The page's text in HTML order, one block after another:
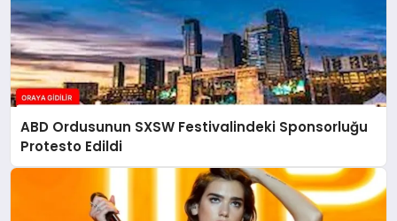
ABD Ordusunun SXSW Festivalindeki Sponsorluğu
Protesto Edildi